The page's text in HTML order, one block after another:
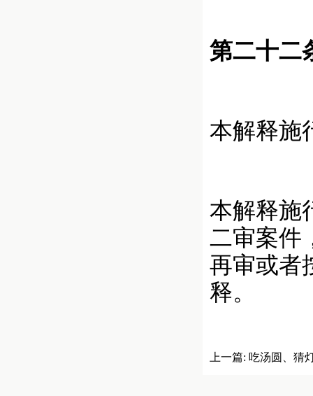
第二十二
本解释施
本解释施
二审案件
再审或者
释。
上一篇: 吃汤圆、猜